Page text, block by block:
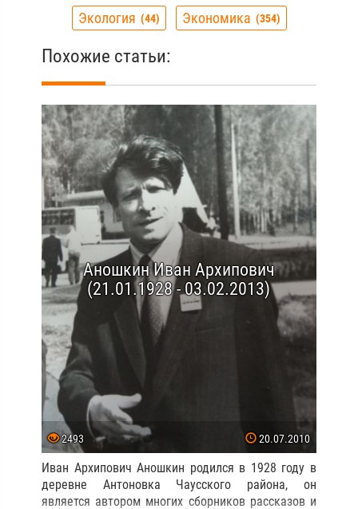
Экология 44 Экономика 354
Похожие статьи:
Аношкин Иван Архипович
(21.01.1928 - 03.02.2013)
2493 20.07.2010
Иван Архипович Аношкин родился в 1928 году в
деревне Антоновка Чаусского района, он
является автором многих сборников рассказов и